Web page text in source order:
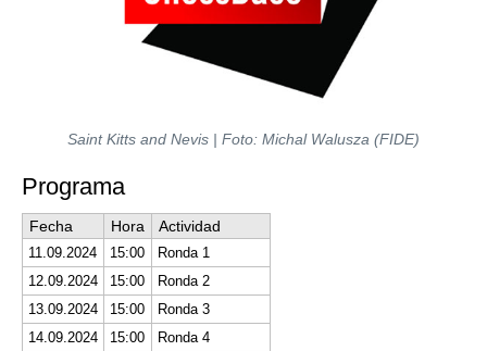
Saint Kitts and Nevis | Foto: Michal Walusza (FIDE)
Programa
Fecha Hora Actividad
11.09.2024 15:00
Ronda 1
12.09.2024
15:00
Ronda 2
13.09.2024
15:00
Ronda 3
14.09.2024
15:00
Ronda 4